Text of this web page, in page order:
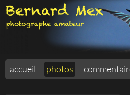
accueil photos